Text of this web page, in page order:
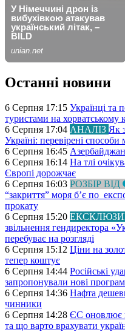
Останні новини
6 Серпня 17:15 Українці та
туристами на хорватському
6 Серпня 17:04 АНАЛІЗ Як
Україні: перевірені способи
6 Серпня 16:45 Азербайджан
6 Серпня 16:14 На тлі
Європі дорожчає
6 Серпня 16:03 РОЗБІР ВІД
“закриття” моря б’є по
прокату
6 Серпня 15:20
звільнення гендиректора
перебуває на розгляді
6 Серпня 15:12 Ціни на
тепер коштує
6 Серпня 14:44 Російські
запропонували нові
6 Серпня 14:36 Нафта
чинники
6 Серпня 14:28 ЄС оновлює
та що варто врахувати